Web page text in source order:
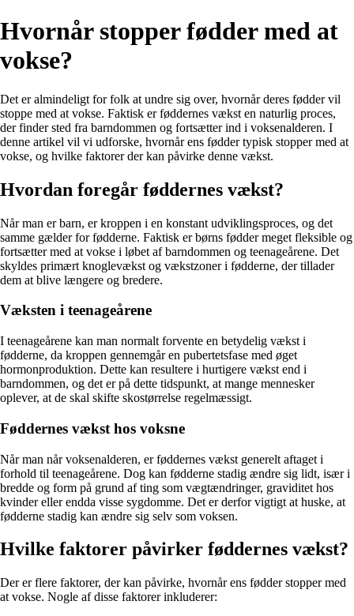
Hvornår stopper fødder med at
vokse?
Det er almindeligt for folk at undre sig over, hvornår deres fødder vil
stoppe med at vokse. Faktisk er føddernes vækst en naturlig proces,
der finder sted fra barndommen og fortsætter ind i voksenalderen. I
denne artikel vil vi udforske, hvornår ens fødder typisk stopper med at
vokse, og hvilke faktorer der kan påvirke denne vækst.
Hvordan foregår føddernes vækst?
Når man er barn, er kroppen i en konstant udviklingsproces, og det
samme gælder for fødderne. Faktisk er børns fødder meget fleksible og
fortsætter med at vokse i løbet af barndommen og teenageårene. Det
skyldes primært knoglevækst og vækstzoner i fødderne, der tillader
dem at blive længere og bredere.
Væksten i teenageårene
I teenageårene kan man normalt forvente en betydelig vækst i
fødderne, da kroppen gennemgår en pubertetsfase med øget
hormonproduktion. Dette kan resultere i hurtigere vækst end i
barndommen, og det er på dette tidspunkt, at mange mennesker
oplever, at de skal skifte skostørrelse regelmæssigt.
Føddernes vækst hos voksne
Når man når voksenalderen, er føddernes vækst generelt aftaget i
forhold til teenageårene. Dog kan fødderne stadig ændre sig lidt, især i
bredde og form på grund af ting som vægtændringer, graviditet hos
kvinder eller endda visse sygdomme. Det er derfor vigtigt at huske, at
fødderne stadig kan ændre sig selv som voksen.
Hvilke faktorer påvirker føddernes vækst?
Der er flere faktorer, der kan påvirke, hvornår ens fødder stopper med
at vokse. Nogle af disse faktorer inkluderer: